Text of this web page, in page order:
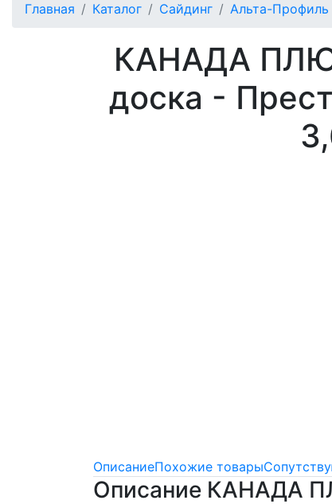
Главная Каталог Сайдинг Альта-Профиль
КАНАДА
доска -
ОписаниеПохожие товары
Описание КАНАДА